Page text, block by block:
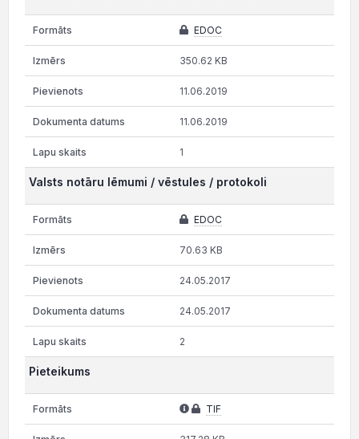
EDOC
350.62 KB
11.06.2019
11.06.2019
1
Valsts notāru lēmumi / vēstules / protokoli
EDOC
70.63 KB
24.05.2017
24.05.2017
2
Pieteikums
TIF